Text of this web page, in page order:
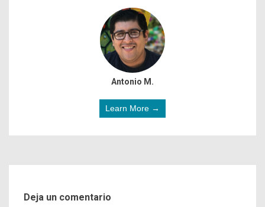
Antonio M.
Learn More →
Deja un comentario